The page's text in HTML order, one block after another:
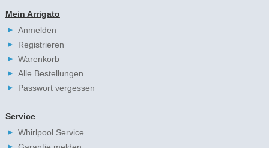
Mein Arrigato
Anmelden
Registrieren
Warenkorb
Alle Bestellungen
Passwort vergessen
Service
Whirlpool Service